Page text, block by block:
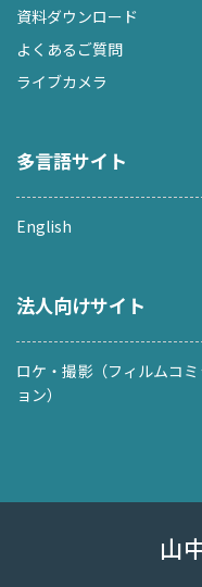
資料ダウンロード
よくあるご質問
ライブカメラ
多言語サイト
English
法人向けサイト
ロケ・撮影（フィルムコミ
ョン）
山